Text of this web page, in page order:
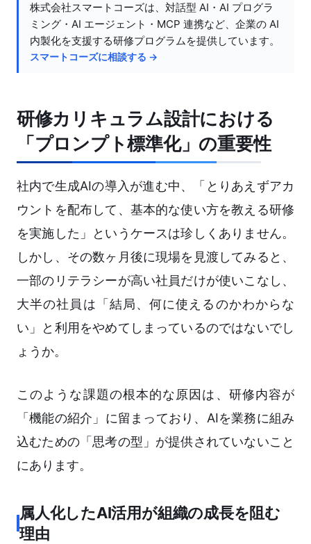
株式会社スマートコーズは、対話型 AI・AI プログラ
ミング・AI エージェント・MCP 連携など、企業の AI
内製化を支援する研修プログラムを提供しています。
スマートコーズに相談する →
研修カリキュラム設計における
「プロンプト標準化」の重要性
社内で生成AIの導入が進む中、「とりあえずアカ
ウントを配布して、基本的な使い方を教える研修
を実施した」というケースは珍しくありません。
しかし、その数ヶ月後に現場を見渡してみると、
一部のリテラシーが高い社員だけが使いこなし、
大半の社員は「結局、何に使えるのかわからな
い」と利用をやめてしまっているのではないでし
ょうか。
このような課題の根本的な原因は、研修内容が
「機能の紹介」に留まっており、AIを業務に組み
込むための「思考の型」が提供されていないこと
にあります。
属人化したAI活用が組織の成長を阻む
理由